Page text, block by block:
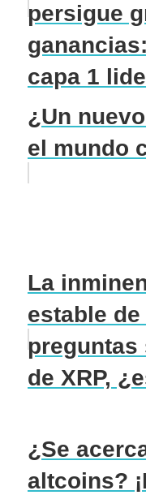
persigue
capa 1
¿Un
el mundo
La
estable
preguntas
de XRP,
¿Se
altcoins?